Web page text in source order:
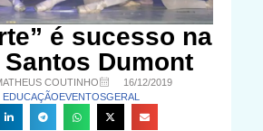
é sucesso na
Dumont
COUTINHO
16/12/2019
EDUCAÇÃOEVENTOSGERAL